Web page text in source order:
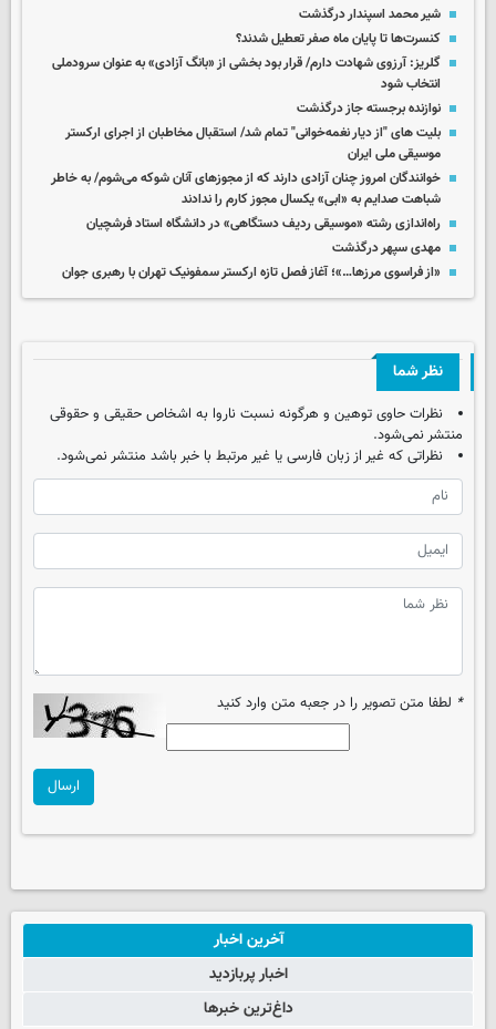
شیر محمد اسپندار درگذشت
کنسرت‌ها تا پایان ماه صفر تعطیل شدند؟
گلریز: آرزوی شهادت دارم/ قرار بود بخشی از «بانگ آزادی» به عنوان سرودملی
انتخاب شود
نوازنده برجسته جاز درگذشت
بلیت های "از دیار نغمه‌خوانی" تمام شد/ استقبال مخاطبان از اجرای ارکستر
موسیقی ملی ایران
خوانندگان امروز چنان آزادی دارند که از مجوزهای آنان شوکه می‌شوم/ به خاطر
شباهت صدایم به «ابی» یکسال مجوز کارم را ندادند
راه‌اندازی رشته «موسیقی ردیف دستگاهی» در دانشگاه استاد فرشچیان
مهدی سپهر درگذشت
«از فراسوی مرزها…»؛ آغاز فصل تازه ارکستر سمفونیک تهران با رهبری جوان
نظر شما
نظرات حاوی توهین و هرگونه نسبت ناروا به اشخاص حقیقی و حقوقی
منتشر نمی‌شود.
نظراتی که غیر از زبان فارسی یا غیر مرتبط با خبر باشد منتشر نمی‌شود.
* لطفا متن تصویر را در جعبه متن وارد کنید
ارسال
آخرین اخبار
اخبار پربازدید
داغ‌ترین خبرها